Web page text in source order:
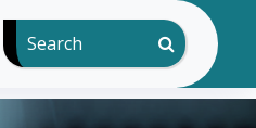
Search